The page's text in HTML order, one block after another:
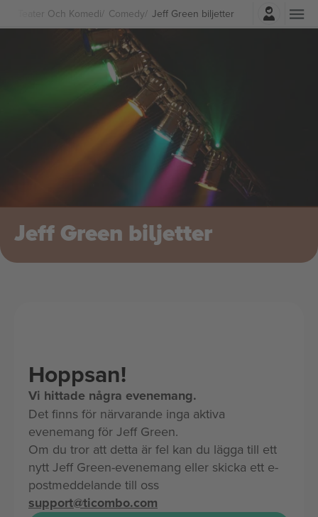
Teater Och Komedi Comedy Jeff Green biljetter
Logga in
Jeff Green biljetter
Hoppsan!
Vi hittade några evenemang.
Det finns för närvarande inga aktiva
evenemang för Jeff Green.
Om du tror att detta är fel kan du lägga till ett
nytt Jeff Green-evenemang eller skicka ett e-
postmeddelande till oss
support@ticombo.com